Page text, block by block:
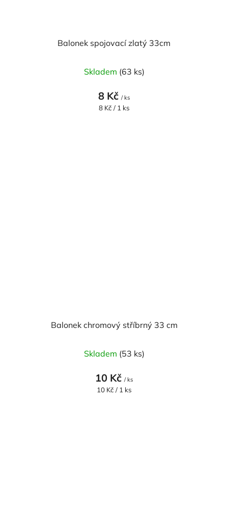
Balonek spojovací zlatý 33cm
Skladem (63 ks)
8 Kč / ks
Měrná
8 Kč / 1 ks
Balonek chromový stříbrný 33 cm
Skladem (53 ks)
10 Kč / ks
Měrná
10 Kč / 1 ks